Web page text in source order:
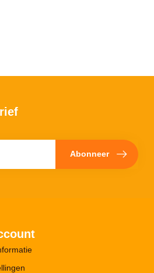
Abonneer